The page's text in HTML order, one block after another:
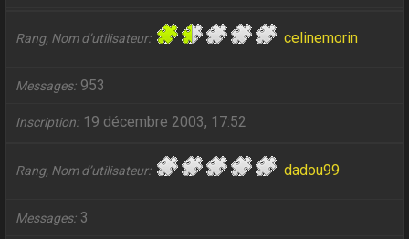
Rang, Nom d’utilisateur celinemorin
Messages 953
Inscription 19 décembre 2003, 17:52
Rang, Nom d’utilisateur dadou99
Messages 3